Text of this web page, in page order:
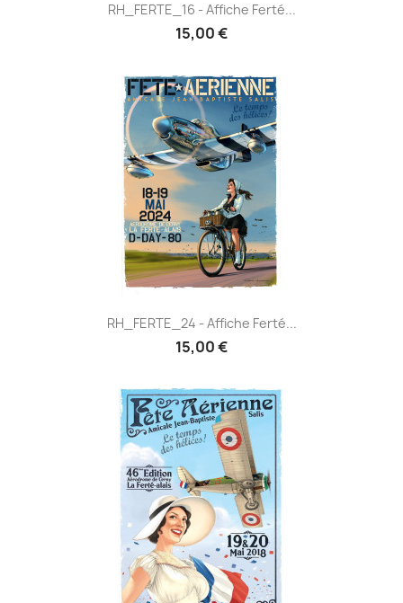
RH_FERTE_16 - Affiche Ferté...
15,00 €
RH_FERTE_24 - Affiche Ferté...
15,00 €